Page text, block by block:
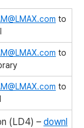
to
to
to
(LD4) – downl